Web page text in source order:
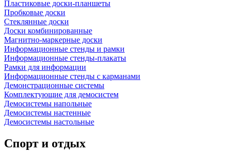
Пластиковые доски-планшеты
Пробковые доски
Стеклянные доски
Доски комбинированные
Магнитно-маркерные доски
Информационные стенды и рамки
Информационные стенды-плакаты
Рамки для информации
Информационные стенды с карманами
Демонстрационные системы
Комплектующие для демосистем
Демосистемы напольные
Демосистемы настенные
Демосистемы настольные
Спорт и отдых